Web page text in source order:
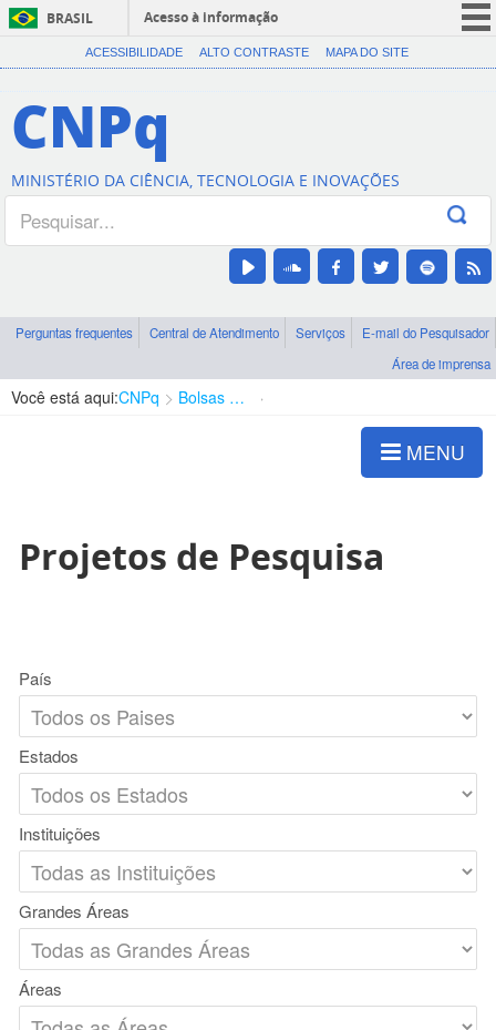
BRASIL
Acesso à informação
CORONAVÍRUS (COVID-19)
Canais
ACESSIBILIDADE ALTO CONTRASTE MAPA DO SITE
CNPq
MINISTÉRIO DA CIÊNCIA, TECNOLOGIA E INOVAÇÕES
Perguntas frequentes Central de Atendimento Serviços
E-mail do Pesquisador
Área de imprensa
Você está aqui:CNPq Bolsas e Auxílios Vigentes
MENU
Projetos de Pesquisa
País
Estados
Instituições
Grandes Áreas
Áreas